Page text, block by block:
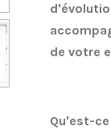
de votre
Qu'est-